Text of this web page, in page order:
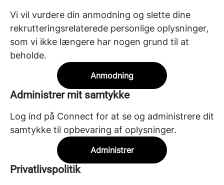
Vi vil vurdere din anmodning og slette dine
rekrutteringsrelaterede personlige oplysninger,
som vi ikke længere har nogen grund til at
beholde.
Anmodning
Administrer mit samtykke
Log ind på Connect for at se og administrere dit
samtykke til opbevaring af oplysninger.
Administrer
Privatlivspolitik